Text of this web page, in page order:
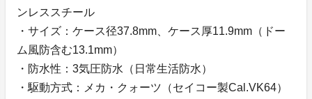
ンレススチール
・サイズ：ケース径37.8mm、ケース厚11.9mm（ドー
ム風防含む13.1mm）
・防水性：3気圧防水（日常生活防水）
・駆動方式：メカ・クォーツ（セイコー製Cal.VK64）